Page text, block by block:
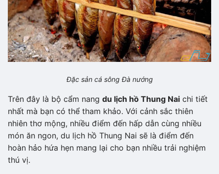
Đặc sản cá sông Đà nướng
Trên đây là bộ cẩm nang du lịch hồ Thung Nai chi tiết
nhất mà bạn có thể tham khảo. Với cảnh sắc thiên
nhiên thơ mộng, nhiều điểm đến hấp dẫn cùng nhiều
món ăn ngon, du lịch hồ Thung Nai sẽ là điểm đến
hoàn hảo hứa hẹn mang lại cho bạn nhiều trải nghiệm
thú vị.